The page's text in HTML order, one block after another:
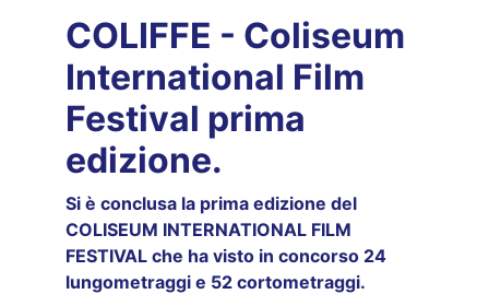
COLIFFE - Coliseum
International Film
Festival prima
edizione.
Si è conclusa la prima edizione del
COLISEUM INTERNATIONAL FILM
FESTIVAL che ha visto in concorso 24
lungometraggi e 52 cortometraggi.